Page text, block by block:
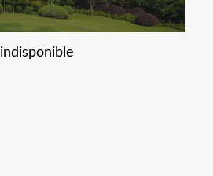
indisponible